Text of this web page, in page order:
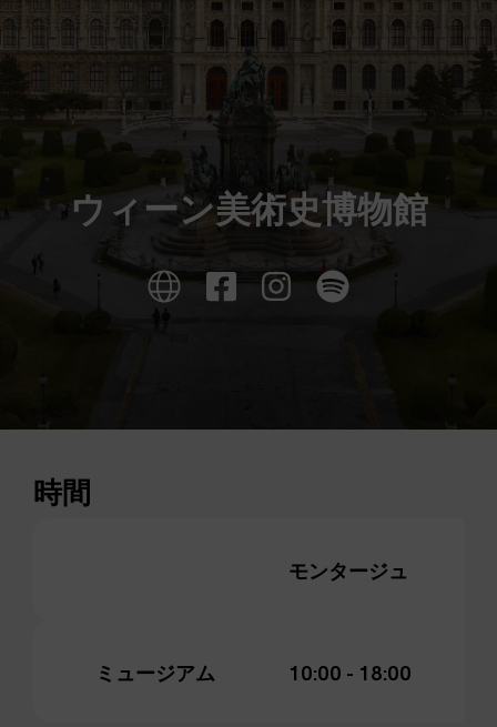
ウィーン美術史博物館
時間
モンタージュ
ミュージアム 10:00 - 18:00